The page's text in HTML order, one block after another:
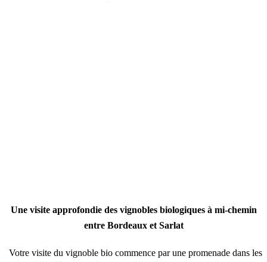
Une visite approfondie des vignobles biologiques à mi-chemin
entre Bordeaux et Sarlat
Votre visite du vignoble bio commence par une promenade dans les